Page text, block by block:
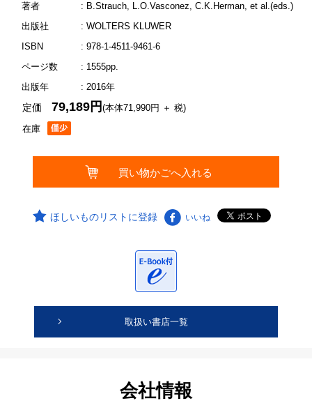
著者
: B.Strauch, L.O.Vasconez, C.K.Herman, et al.(eds.)
出版社
: WOLTERS KLUWER
ISBN
: 978-1-4511-9461-6
ページ数
: 1555pp.
出版年
: 2016年
在庫
定価79,189円(本体71,990円 ＋ 税)
ほしいものリストに登録 いいね
取扱い書店一覧
会社情報